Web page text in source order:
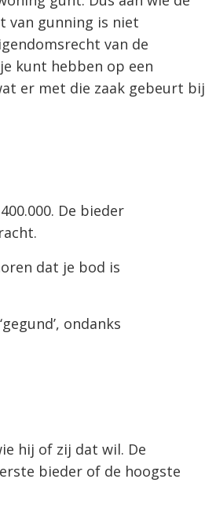
van gunning is niet
van de
kunt hebben op een
er met die zaak gebeurt bij
De bieder
dat je bod is
ondanks
hij of zij dat wil. De
bieder of de hoogste